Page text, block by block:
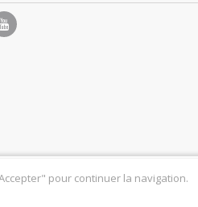
pour continuer la navigation.